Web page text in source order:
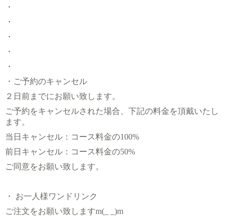
・
・
・
・
・
・ご予約のキャンセル
２日前までにお願い致します。
ご予約をキャンセルされた場合、下記の料金を頂戴いたし
ます。
当日キャンセル：コース料金の100%
前日キャンセル：コース料金の50%
ご同意をお願い致します。
・ お一人様ワンドリンク
ご注文をお願い致しますm(_ _)m